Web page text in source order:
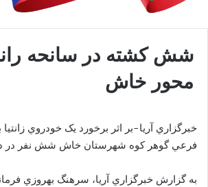
شش کشته در سانحه
محور خاش
فرعي گوهر کوه شهرستان خاش شش نفر در
به گزارش خبرگزاري آريا، سرهنگ بهروزي